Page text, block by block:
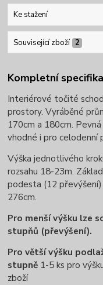
Ke stažení
Související zboží 2
Kompletní
Interiérové točité
prostory. Vyráběné
170cm a 180cm.
vhodné i pro celodenní
Výška jednotlivého
rozsahu 18-23m.
podesta (12
276cm.
Pro menší výšku lze
stupňů (převýšení).
Pro větší výšku
stupně 1-5 ks pro
zboží